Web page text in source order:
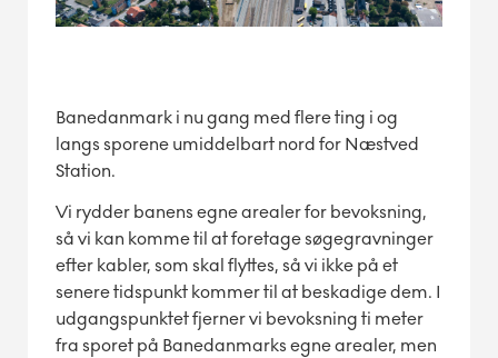
Banedanmark i nu gang med flere ting i og
langs sporene umiddelbart nord for Næstved
Station.
Vi rydder banens egne arealer for bevoksning,
så vi kan komme til at foretage søgegravninger
efter kabler, som skal flyttes, så vi ikke på et
senere tidspunkt kommer til at beskadige dem. I
udgangspunktet fjerner vi bevoksning ti meter
fra sporet på Banedanmarks egne arealer, men